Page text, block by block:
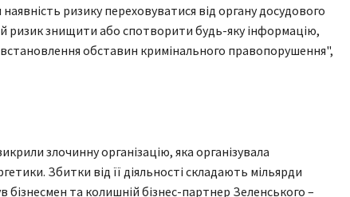
ризику переховуватися від органу досудового
ризик знищити або спотворити будь-яку інформацію,
встановлення обставин кримінального правопорушення",
злочинну організацію, яка організувала
Збитки від її діяльності складають мільярди
бізнесмен та колишній бізнес-партнер Зеленського –